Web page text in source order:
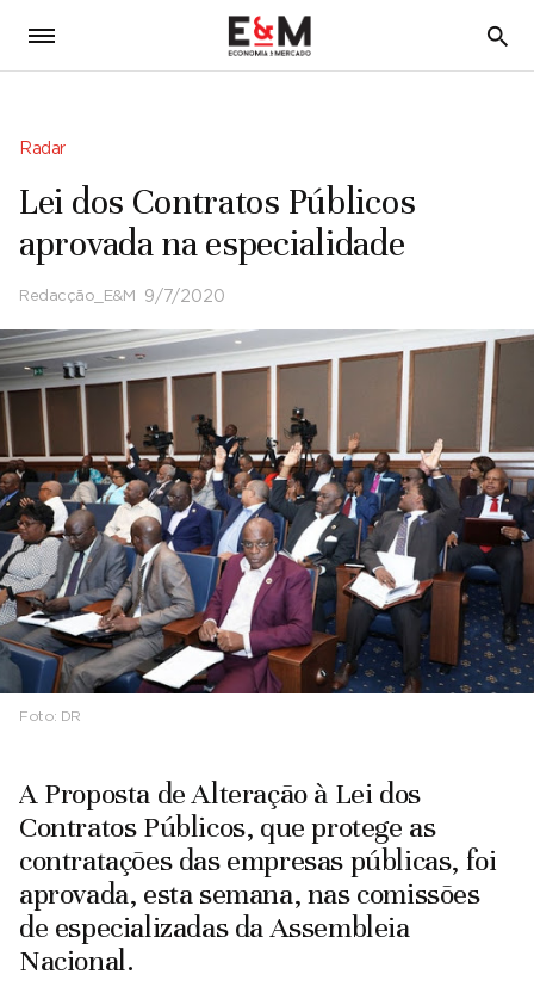
5
Radar
Lei dos Contratos Públicos
aprovada na especialidade
Redacção_E&M 9/7/2020
Foto: DR
A Proposta de Alteração à Lei dos
Contratos Públicos, que protege as
contratações das empresas públicas, foi
aprovada, esta semana, nas comissões
de especializadas da Assembleia
Nacional.